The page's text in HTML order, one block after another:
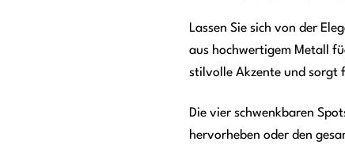
Lassen Sie sich von der
aus hochwertigem Metall
stilvolle Akzente und sorgt
Die vier schwenkbaren
hervorheben oder den